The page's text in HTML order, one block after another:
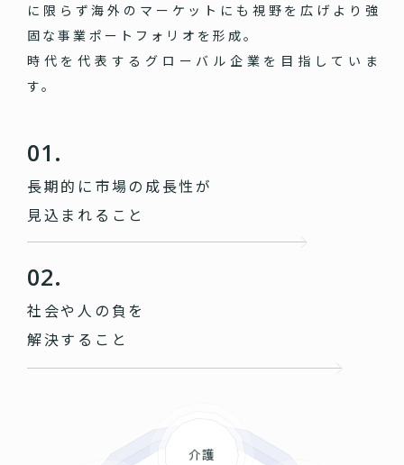
に限らず海外のマーケットにも視野を広げより強
固な事業ポートフォリオを形成。
時代を代表するグローバル企業を目指していま
す。
01.
長期的に市場の成長性が
見込まれること
02.
社会や人の負を
解決すること
介護